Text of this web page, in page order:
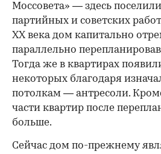
Моссовета» — здесь
партийных и советских
ХХ века дом капитально
параллельно
Тогда же в квартирах
некоторых благодаря
потолкам — антресоли.
части квартир после
больше.
Сейчас дом по-прежнему